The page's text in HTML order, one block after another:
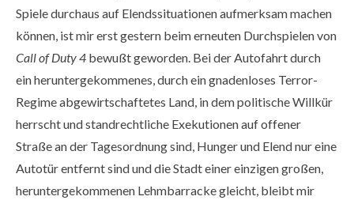
Spiele durchaus auf Elendssituationen aufmerksam machen
können, ist mir erst gestern beim erneuten Durchspielen von
Call of Duty 4 bewußt geworden. Bei der Autofahrt durch
ein heruntergekommenes, durch ein gnadenloses Terror-
Regime abgewirtschaftetes Land, in dem politische Willkür
herrscht und standrechtliche Exekutionen auf offener
Straße an der Tagesordnung sind, Hunger und Elend nur eine
Autotür entfernt sind und die Stadt einer einzigen großen,
heruntergekommenen Lehmbarracke gleicht, bleibt mir